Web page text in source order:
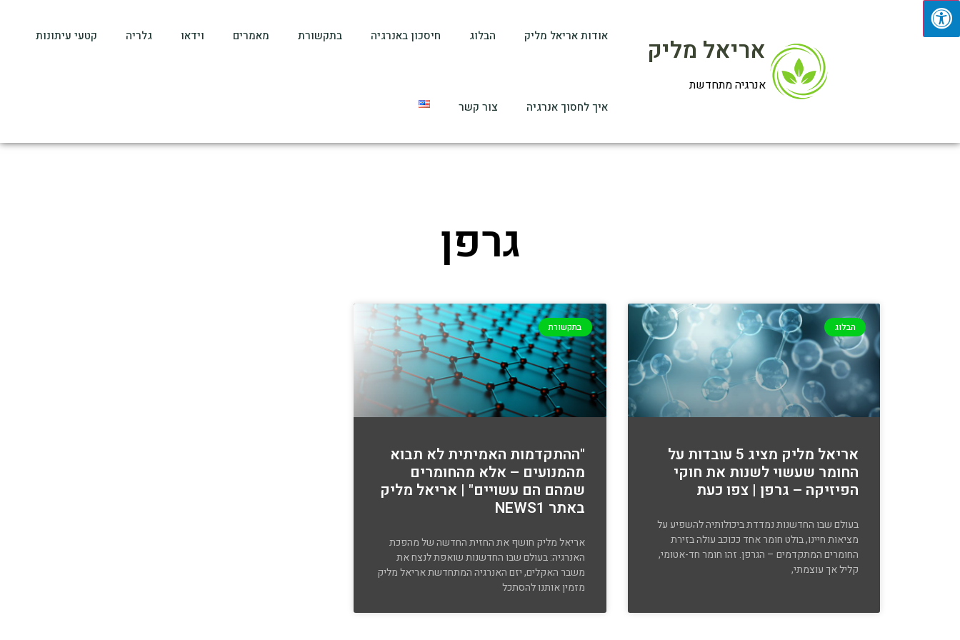
אריאל מליק
אנרגיה מתחדשת
אודות אריאל מליק הבלוג חיסכון באנרגיה בתקשורת מאמרים וידאו גלריה קטעי עיתונות
איך לחסוך אנרגיה צור קשר
גרפן
הבלוג
אריאל מליק מציג 5 עובדות על
החומר שעשוי לשנות את חוקי
הפיזיקה – גרפן | צפו כעת
בעולם שבו החדשנות נמדדת ביכולותיה להשפיע על
מציאות חיינו, בולט חומר אחד ככוכב עולה בזירת
החומרים המתקדמים – הגרפן. זהו חומר חד-אטומי,
קליל אך עוצמתי,
בתקשורת
"ההתקדמות האמיתית לא תבוא
מהמנועים – אלא מהחומרים
שמהם הם עשויים" | אריאל מליק
באתר NEWS1
אריאל מליק חושף את החזית החדשה של מהפכת
האנרגיה: בעולם שבו החדשנות שואפת לנצח את
משבר האקלים, יזם האנרגיה המתחדשת אריאל מליק
מזמין אותנו להסתכל